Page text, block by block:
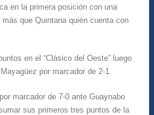
en la primera posición con una
que Quintana quién cuenta con
en el “Clásico del Oeste” luego
por marcador de 2-1.
marcador de 7-0 ante Guaynabo
sus primeros tres puntos de la